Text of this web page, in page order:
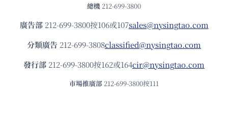
總機 212-699-3800
廣告部212-699-3800按106或107sales@nysingtao.com
分類廣告 212-699-3808classified@nysingtao.com
發⾏部 212-699-3800按162或164cir@nysingtao.com
市場推廣部 212-699-3800按111